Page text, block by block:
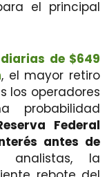
el principal
de $649
, el mayor retiro
los operadores
probabilidad
Federal
antes de
analistas, la